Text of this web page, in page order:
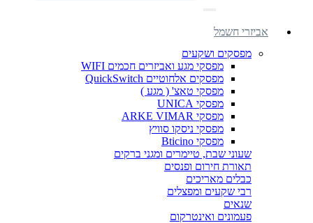
אביזרי חשמל
מפסקים ושקעים
מפסקי מגע ואביזרים חכמים WIFI
מפסקים אלחוטיים QuickSwitch
מפסקי טאצ' ( מגע )
מפסקי UNICA
מפסקי ARKE VIMAR
מפסקי ניסקו סוויץ
מפסקי Bticino
שעוני שבת, טיימרים ומגני ברקים
תאורת חירום ופנסים
כבלים מאריכים
רבי שקעים ומפצלים
שנאים
פעמונים ואינטרקום